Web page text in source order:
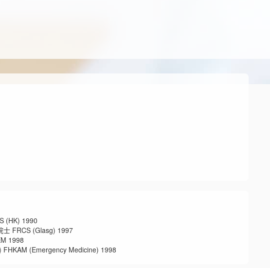
(HK) 1990
士 FRCS (Glasg) 1997
1998
FHKAM (Emergency Medicine) 1998